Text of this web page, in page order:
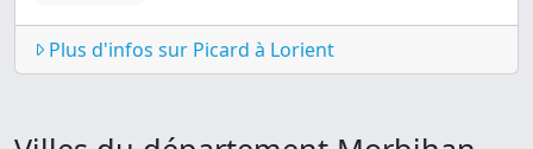
Plus d'infos sur Picard à Lorient